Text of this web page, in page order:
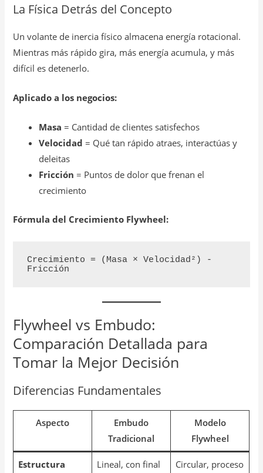
La Física Detrás del Concepto
Un volante de inercia físico almacena energía rotacional.
Mientras más rápido gira, más energía acumula, y más
difícil es detenerlo.
Aplicado a los negocios:
Masa = Cantidad de clientes satisfechos
Velocidad = Qué tan rápido atraes, interactúas y
deleitas
Fricción = Puntos de dolor que frenan el
crecimiento
Fórmula del Crecimiento Flywheel:
Crecimiento = (Masa × Velocidad²) -
Flywheel vs Embudo:
Comparación Detallada para
Tomar la Mejor Decisión
Diferencias Fundamentales
Aspecto
Embudo
Tradicional
Modelo
Flywheel
Estructura
Lineal, con final
Circular, proceso